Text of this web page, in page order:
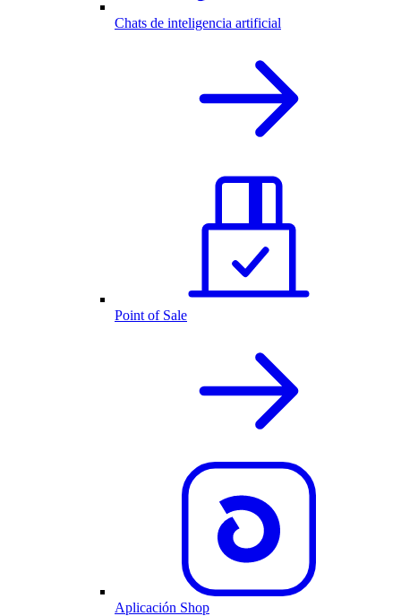
Chats de inteligencia artificial
Point of Sale
Aplicación Shop